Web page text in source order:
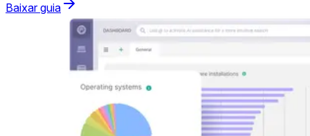
Baixar guia